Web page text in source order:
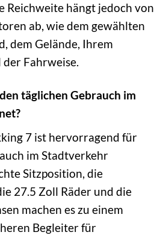
Reichweite hängt jedoch von
ab, wie dem gewählten
dem Gelände, Ihrem
Fahrweise.
täglichen Gebrauch im
7 ist hervorragend für
im Stadtverkehr
Sitzposition, die
27.5 Zoll Räder und die
machen es zu einem
Begleiter für